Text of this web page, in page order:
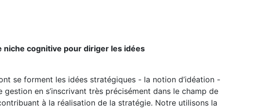
niche cognitive pour diriger les idées
se forment les idées stratégiques - la notion d’idéation -
en s’inscrivant très précisément dans le champ de
à la réalisation de la stratégie. Notre utilisons la